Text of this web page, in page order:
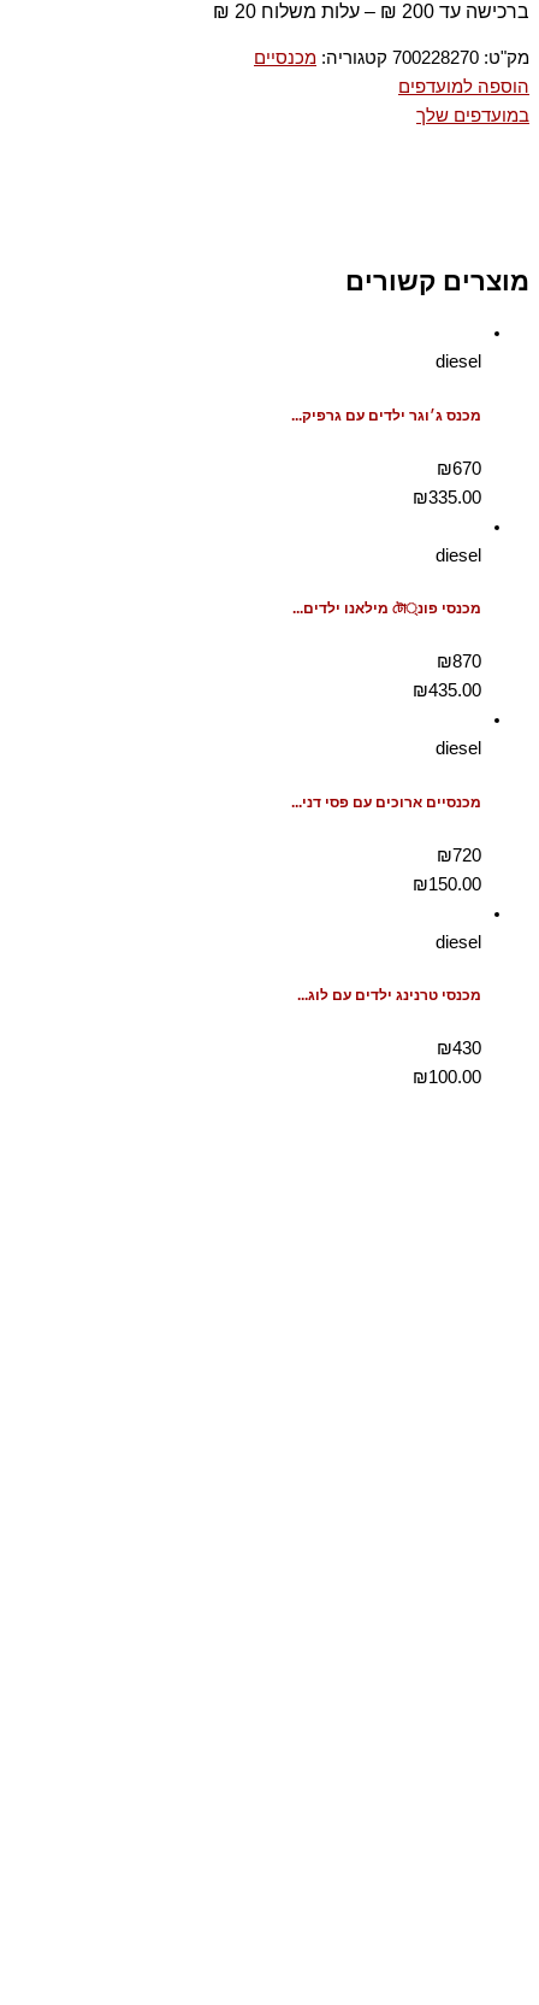
ברכישה עד 200 ₪ – עלות משלוח 20 ₪
מק"ט: 700228270 קטגוריה: מכנסיים
הוספה למועדפים
במועדפים שלך
מוצרים קשורים
diesel
מכנס ג׳וגר ילדים עם גרפיק...
₪670
₪335.00
diesel
מכנסי פונ্টো מילאנו ילדים...
₪870
₪435.00
diesel
מכנסיים ארוכים עם פסי דני...
₪720
₪150.00
diesel
מכנסי טרנינג ילדים עם לוג...
₪430
₪100.00